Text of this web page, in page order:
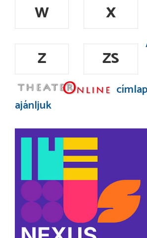
W
X
Z
ZS
ajánljuk